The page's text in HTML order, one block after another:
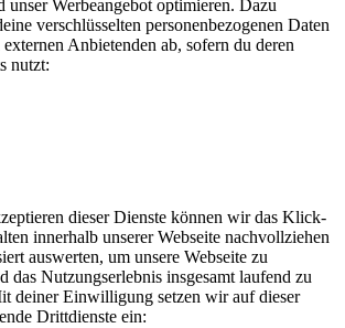
unser Werbeangebot optimieren. Dazu
verschlüsselten personenbezogenen Daten
Anbietenden ab, sofern du deren
nutzt:
dieser Dienste können wir das Klick-
innerhalb unserer Webseite nachvollziehen
auswerten, um unsere Webseite zu
das Nutzungserlebnis insgesamt laufend zu
deiner Einwilligung setzen wir auf dieser
Drittdienste ein: